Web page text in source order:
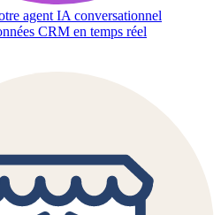
agent IA conversationnel
CRM en temps réel